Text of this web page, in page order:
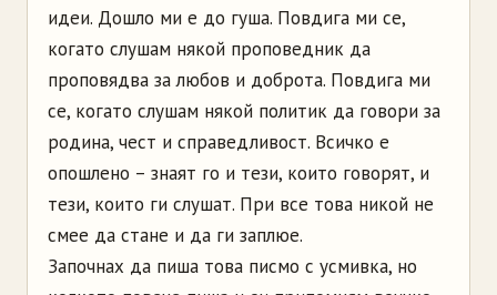
идеи. Дошло ми е до гуша. Повдига ми се,
когато слушам някой проповедник да
проповядва за любов и доброта. Повдига ми
се, когато слушам някой политик да говори за
родина, чест и справедливост. Всичко е
опошлено – знаят го и тези, които говорят, и
тези, които ги слушат. При все това никой не
смее да стане и да ги заплюе.
Започнах да пиша това писмо с усмивка, но